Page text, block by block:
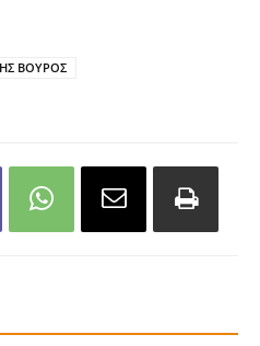
ΒΟΥΡΟΣ